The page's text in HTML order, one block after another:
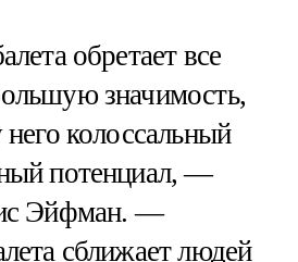
обретает все
значимость,
колоссальный
потенциал, —
Эйфман. —
сближает людей